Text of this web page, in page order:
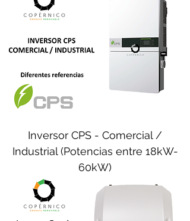
Inversor CPS - Comercial /
Industrial (Potencias entre 18kW-
60kW)